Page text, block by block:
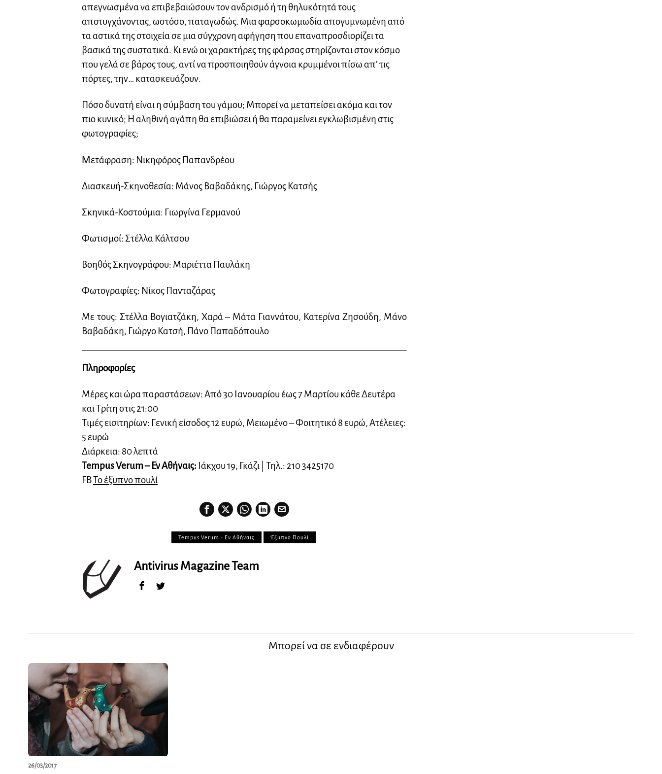
απεγνωσμένα να επιβεβαιώσουν τον ανδρισμό ή τη θηλυκότητά τους
αποτυγχάνοντας, ωστόσο, παταγωδώς. Μια φαρσοκωμωδία απογυμνωμένη από
τα αστικά της στοιχεία σε μια σύγχρονη αφήγηση που επαναπροσδιορίζει τα
βασικά της συστατικά. Κι ενώ οι χαρακτήρες της φάρσας στηρίζονται στον κόσμο
που γελά σε βάρος τους, αντί να προσποιηθούν άγνοια κρυμμένοι πίσω απ’ τις
πόρτες, την… κατασκευάζουν.
Πόσο δυνατή είναι η σύμβαση του γάμου; Μπορεί να μεταπείσει ακόμα και τον
πιο κυνικό; Η αληθινή αγάπη θα επιβιώσει ή θα παραμείνει εγκλωβισμένη στις
φωτογραφίες;
Μετάφραση: Νικηφόρος Παπανδρέου
Διασκευή-Σκηνοθεσία: Μάνος Βαβαδάκης, Γιώργος Κατσής
Σκηνικά-Κοστούμια: Γιωργίνα Γερμανού
Φωτισμοί: Στέλλα Κάλτσου
Βοηθός Σκηνογράφου: Μαριέττα Παυλάκη
Φωτογραφίες: Νίκος Πανταζάρας
Με τους: Στέλλα Βογιατζάκη, Χαρά – Μάτα Γιαννάτου, Κατερίνα Ζησούδη, Μάνο
Βαβαδάκη, Γιώργο Κατσή, Πάνο Παπαδόπουλο
Πληροφορίες
Μέρες και ώρα παραστάσεων:Aπό 30 Ιανουαρίου έως 7 Μαρτίου κάθεΔευτέρα
και Τρίτη στις 21:00
Τιμές εισιτηρίων: Γενική είσοδος 12 ευρώ, Μειωμένο – Φοιτητικό 8 ευρώ, Ατέλειες:
5 ευρώ
Διάρκεια: 80 λεπτά
Tempus Verum – Εν Αθήναις: Ιάκχου 19, Γκάζι | Τηλ.: 210 3425170
FBΤοέξυπνο πουλί
Tempus Verum - Εν Αθήναις Έξυπνο Πουλί
Antivirus Magazine Team
Μπορεί να σε ενδιαφέρουν
26/03/2017